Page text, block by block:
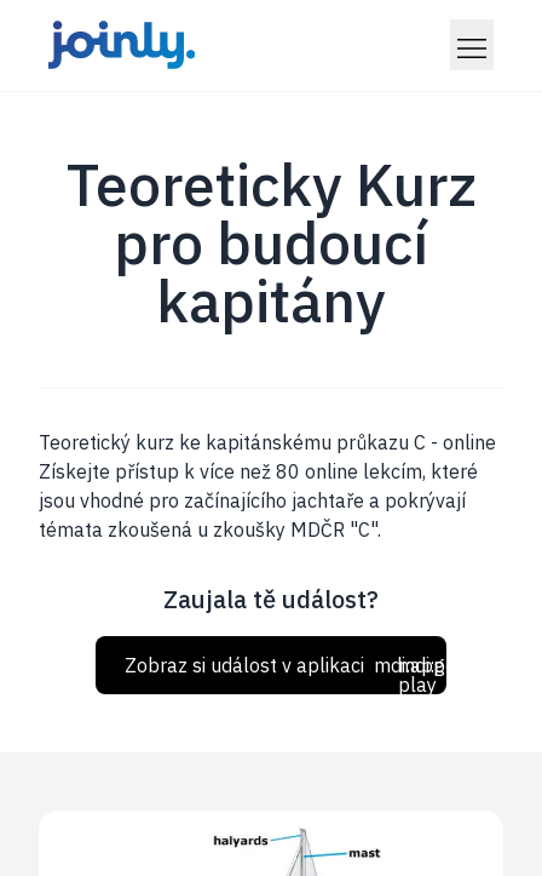
Teoreticky Kurz
pro budoucí
kapitány
Teoretický kurz ke kapitánskému průkazu C - online
Získejte přístup k více než 80 online lekcím, které
jsou vhodné pro začínajícího jachtaře a pokrývají
témata zkoušená u zkoušky MDČR "C".
Zaujala tě událost?
Zobraz si událost v aplikaci mdi:apple
mdi:google-
play